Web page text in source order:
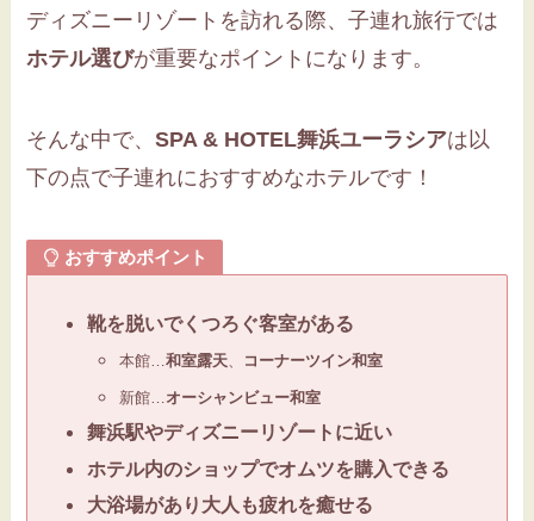
ディズニーリゾートを訪れる際、子連れ旅行では
ホテル選びが重要なポイントになります。
そんな中で、SPA & HOTEL舞浜ユーラシアは以
下の点で子連れにおすすめなホテルです！
おすすめポイント
靴を脱いでくつろぐ客室がある
本館…和室露天、 コーナーツイン和室
新館… オーシャンビュー和室
舞浜駅やディズニーリゾートに近い
ホテル内のショップでオムツを購入できる
大浴場があり大人も疲れを癒せる